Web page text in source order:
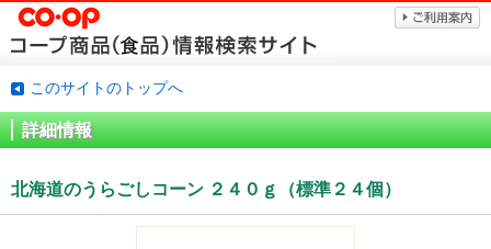
このサイトのトップへ
詳細情報
北海道のうらごしコーン ２４０ｇ（標準２４個）